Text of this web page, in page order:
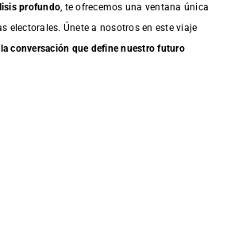
profundo, te ofrecemos una ventana única
electorales. Únete a nosotros en este viaje
conversación que define nuestro futuro